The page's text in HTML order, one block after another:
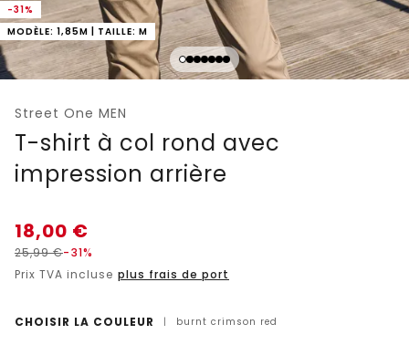
-31%
MODÈLE: 1,85M | TAILLE: M
Street One MEN
T-shirt à col rond avec
impression arrière
18,00 €
25,99€-31%
Prix TVA incluse plus frais de port
CHOISIR LA COULEUR | burnt crimson red